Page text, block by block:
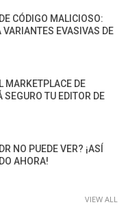
CÓDIGO MALICIOSO:
EVASIVAS DE
MARKETPLACE DE
TU EDITOR DE
NO PUEDE VER? ¡ASÍ
AHORA!
VIEW ALL